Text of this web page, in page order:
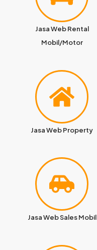
Jasa Web Rental
Mobil/Motor
Jasa Web Property
Jasa Web Sales Mobil